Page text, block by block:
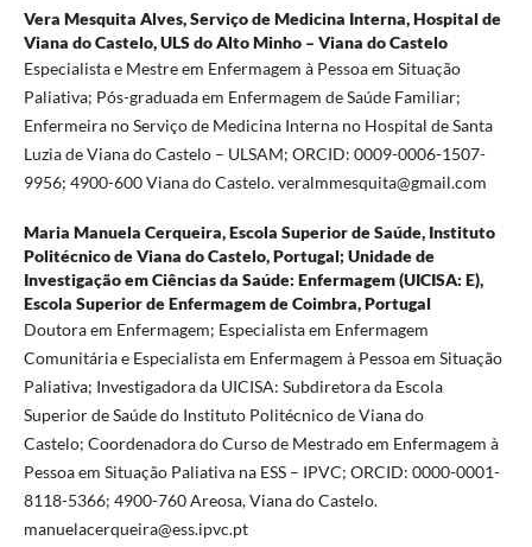
Vera Mesquita Alves,Serviço de Medicina Interna, Hospital de
Viana do Castelo, ULS do Alto Minho – Viana do Castelo
Especialista e Mestre em Enfermagem à Pessoa em Situação
Paliativa; Pós-graduada em Enfermagem de Saúde Familiar;
Enfermeira no Serviço de Medicina Interna no Hospital de Santa
Luzia de Viana do Castelo – ULSAM; ORCID: 0009-0006-1507-
9956; 4900-600 Viana do Castelo. veralmmesquita@gmail.com
Maria Manuela Cerqueira,Escola Superior de Saúde, Instituto
Politécnico de Viana do Castelo, Portugal; Unidade de
Investigação em Ciências da Saúde: Enfermagem (UICISA: E),
Escola Superior de Enfermagem de Coimbra, Portugal
Doutora em Enfermagem; Especialista em Enfermagem
Comunitária e Especialista em Enfermagem à Pessoa em Situação
Paliativa; Investigadora da UICISA: Subdiretora da Escola
Superior de Saúde do Instituto Politécnico de Viana do
Castelo; Coordenadora do Curso de Mestrado em Enfermagem à
Pessoa em Situação Paliativa na ESS – IPVC; ORCID: 0000-0001-
8118-5366; 4900-760 Areosa, Viana do Castelo.
manuelacerqueira@ess.ipvc.pt